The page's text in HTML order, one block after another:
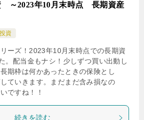
～2023年10月末時点 長期資産
投資
ーズ！2023年10月末時点での長期資
。配当金もナシ！少しずつ買い出動し
期枠は何かあったときの保険とし
ていきます。まだまだ含み損なの
ですね！！
続きを読む